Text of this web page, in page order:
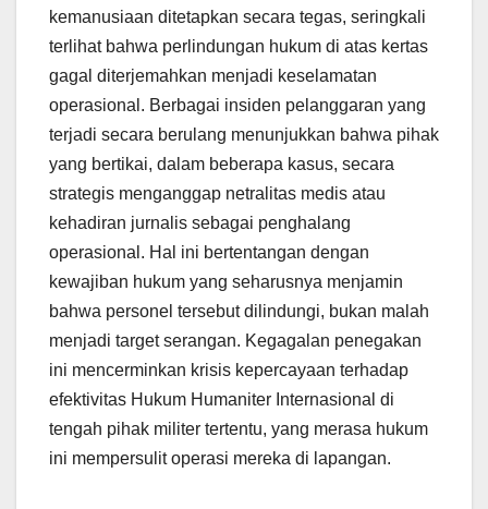
kemanusiaan ditetapkan secara tegas, seringkali
terlihat bahwa perlindungan hukum di atas kertas
gagal diterjemahkan menjadi keselamatan
operasional. Berbagai insiden pelanggaran yang
terjadi secara berulang menunjukkan bahwa pihak
yang bertikai, dalam beberapa kasus, secara
strategis menganggap netralitas medis atau
kehadiran jurnalis sebagai penghalang
operasional. Hal ini bertentangan dengan
kewajiban hukum yang seharusnya menjamin
bahwa personel tersebut dilindungi, bukan malah
menjadi target serangan. Kegagalan penegakan
ini mencerminkan krisis kepercayaan terhadap
efektivitas Hukum Humaniter Internasional di
tengah pihak militer tertentu, yang merasa hukum
ini mempersulit operasi mereka di lapangan.